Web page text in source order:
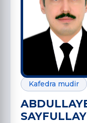
Kafedra mudir